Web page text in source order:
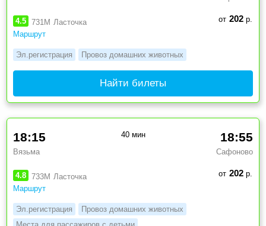
4.5 731М Ласточка
Маршрут
от 202р.
Эл.регистрация Провоз домашних животных
Найти билеты
4.8 733М Ласточка
Маршрут
18:15
Вязьма
18:55
Сафоново
40 мин
от 202р.
Эл.регистрация
Провоз домашних животных